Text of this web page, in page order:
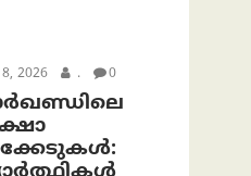
2026 . 0